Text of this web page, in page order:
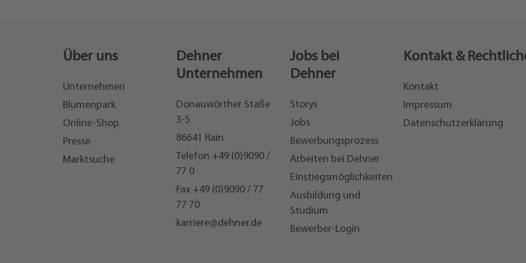
Über uns
Unternehmen
Blumenpark
Online-Shop
Presse
Marktsuche
Dehner
Unternehmen
Donauwörther Staße
3-5
86641 Rain
Telefon +49 (0)9090 /
77 0
Fax +49 (0)9090 / 77
77 70
karriere@dehner.de
Jobs bei
Dehner
Storys
Jobs
Bewerbungsprozess
Arbeiten bei Dehner
Einstiegsmöglichkeiten
Ausbildung und
Studium
Bewerber-Login
Kontakt &
Kontakt
Impressum
Datenschutzerklärung